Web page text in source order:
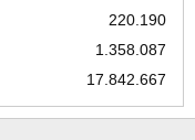
220.190
1.358.087
17.842.667